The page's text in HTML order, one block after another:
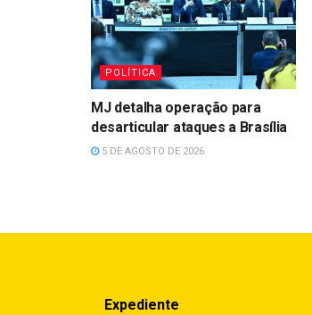
POLÍTICA
MJ detalha operação para
desarticular ataques a Brasília
5 DE AGOSTO DE 2026
Expediente